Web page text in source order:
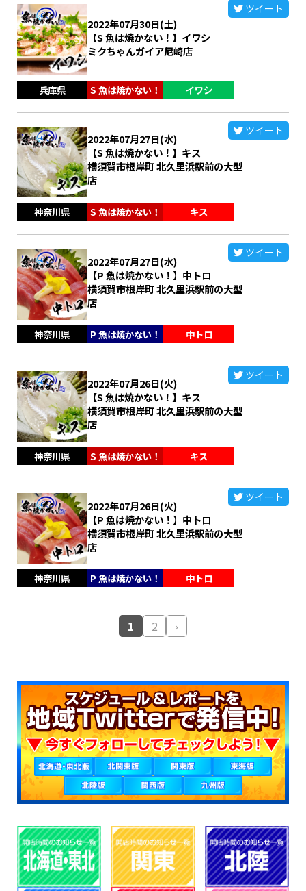
2022年07月30日(土)
【S 魚は焼かない！】イワシ
ミクちゃんガイア尼崎店
兵庫県 S 魚は焼かない！ イワシ
ツイート
2022年07月27日(水)
【S 魚は焼かない！】キス
横須賀市根岸町 北久里浜駅前の大型
店
神奈川県 S 魚は焼かない！ キス
ツイート
2022年07月27日(水)
【P 魚は焼かない！】中トロ
横須賀市根岸町 北久里浜駅前の大型
店
神奈川県 P 魚は焼かない！ 中トロ
ツイート
2022年07月26日(火)
【S 魚は焼かない！】キス
横須賀市根岸町 北久里浜駅前の大型
店
神奈川県 S 魚は焼かない！ キス
ツイート
2022年07月26日(火)
【P 魚は焼かない！】中トロ
横須賀市根岸町 北久里浜駅前の大型
店
神奈川県 P 魚は焼かない！ 中トロ
ツイート
1 2 ›